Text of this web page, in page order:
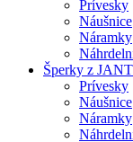
Prívesky
Náušnice
Náramky
Šperky z
Prívesky
Náušnice
Náramky